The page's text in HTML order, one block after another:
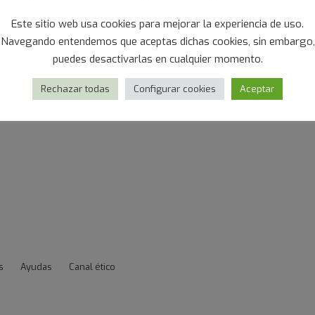
Ayudas Canal ético
Este sitio web usa cookies para mejorar la experiencia de uso.
Navegando entendemos que aceptas dichas cookies, sin embargo,
puedes desactivarlas en cualquier momento.
Rechazar todas Configurar cookies Aceptar